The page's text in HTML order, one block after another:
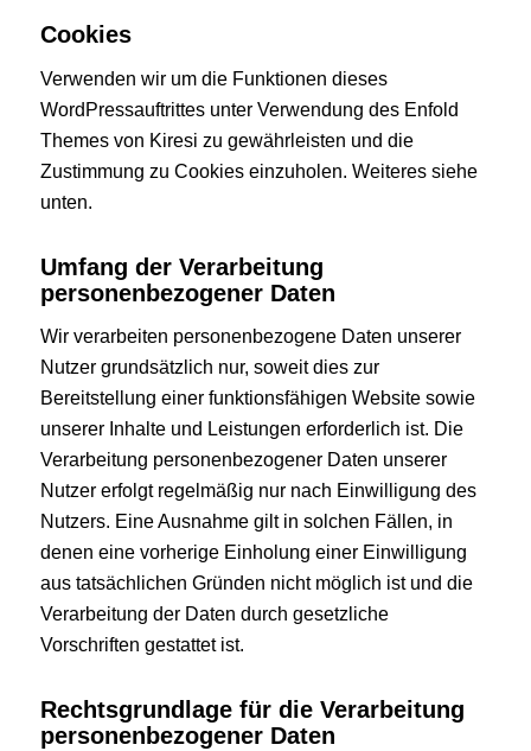
Cookies
Verwenden wir um die Funktionen dieses
WordPressauftrittes unter Verwendung des Enfold
Themes von Kiresi zu gewährleisten und die
Zustimmung zu Cookies einzuholen. Weiteres siehe
unten.
Umfang der Verarbeitung
personenbezogener Daten
Wir verarbeiten personenbezogene Daten unserer
Nutzer grundsätzlich nur, soweit dies zur
Bereitstellung einer funktionsfähigen Website sowie
unserer Inhalte und Leistungen erforderlich ist. Die
Verarbeitung personenbezogener Daten unserer
Nutzer erfolgt regelmäßig nur nach Einwilligung des
Nutzers. Eine Ausnahme gilt in solchen Fällen, in
denen eine vorherige Einholung einer Einwilligung
aus tatsächlichen Gründen nicht möglich ist und die
Verarbeitung der Daten durch gesetzliche
Vorschriften gestattet ist.
Rechtsgrundlage für die Verarbeitung
personenbezogener Daten